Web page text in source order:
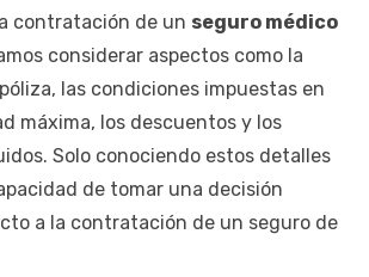
contratación de un seguro médico
considerar aspectos como la
las condiciones impuestas en
máxima, los descuentos y los
Solo conociendo estos detalles
de tomar una decisión
a la contratación de un seguro de